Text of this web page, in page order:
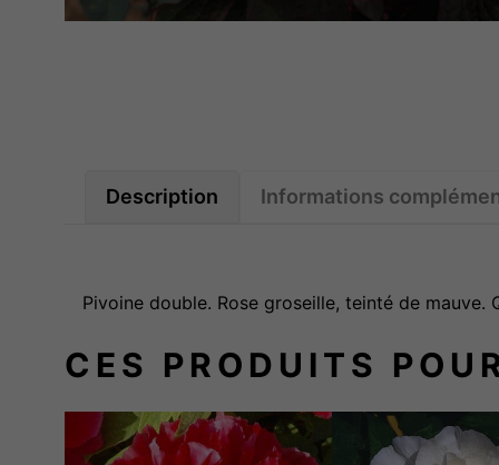
Description Informations
Pivoine double. Rose groseille, teinté de
CES PRODUITS